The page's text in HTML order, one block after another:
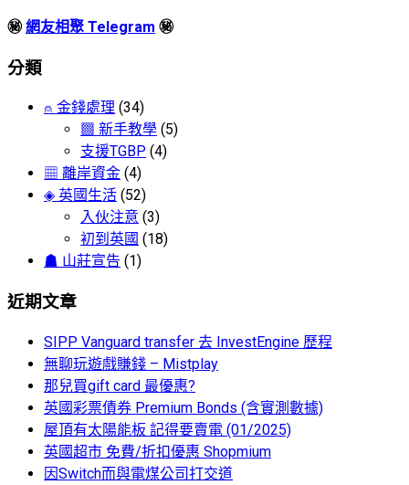
㊙ 網友相聚 Telegram ㊙
分類
⍝ 金錢處理 (34)
▩ 新手教學 (5)
支援TGBP (4)
▦ 離岸資金 (4)
◈ 英國生活 (52)
入伙注意 (3)
初到英國 (18)
☗ 山莊宣告 (1)
近期文章
SIPP Vanguard transfer 去 InvestEngine 歷程
無聊玩遊戲賺錢 – Mistplay
那兒買gift card 最優惠?
英國彩票債券 Premium Bonds (含實測數據)
屋頂有太陽能板 記得要賣電 (01/2025)
英國超市 免費/折扣優惠 Shopmium
因Switch而與電煤公司打交道